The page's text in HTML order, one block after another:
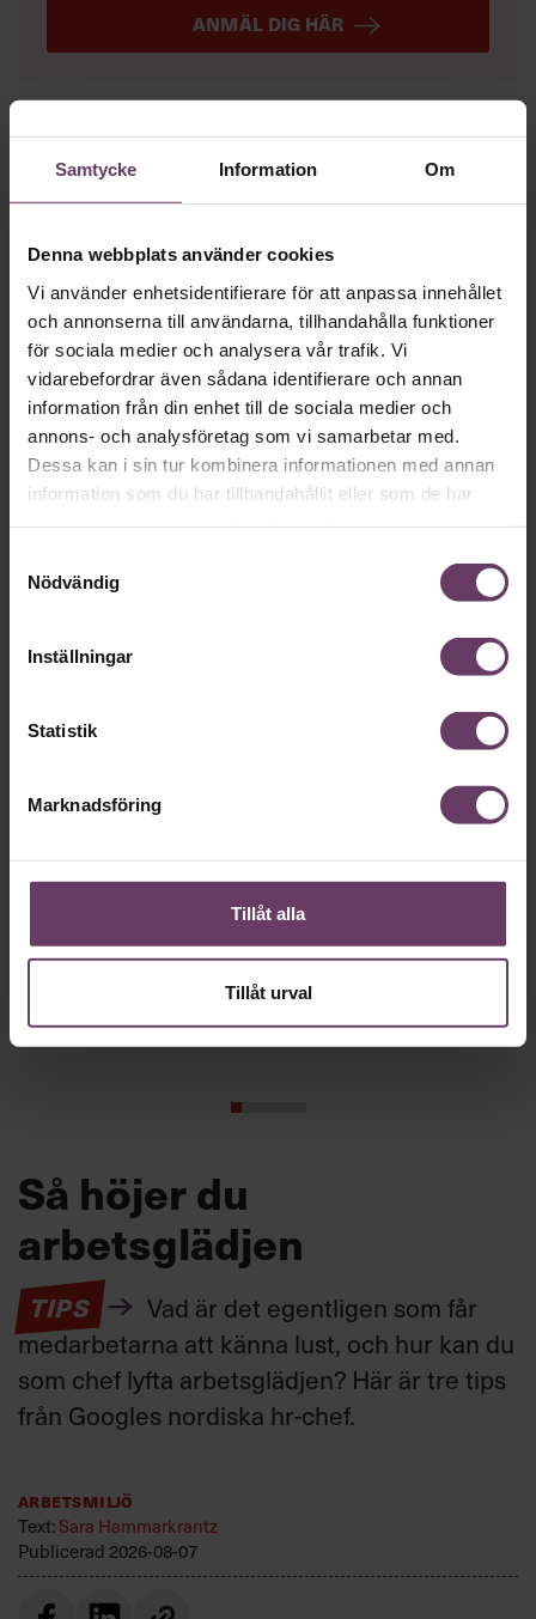
Samtycke Information Om
Denna webbplats använder cookies
Vi använder enhetsidentifierare för att anpassa innehållet
och annonserna till användarna, tillhandahålla funktioner
för sociala medier och analysera vår trafik. Vi
vidarebefordrar även sådana identifierare och annan
information från din enhet till de sociala medier och
annons- och analysföretag som vi samarbetar med.
Dessa kan i sin tur kombinera informationen med annan
information som du har tillhandahållit eller som de har
Nödvändig
Inställningar
Statistik
Marknadsföring
Tillåt alla
Tillåt urval
Mer på ämnet
Höj arbetsglädjen med dessa tre tips från Björn Lundin, hr-
chef på Google i Norden.
Motivation
Så motverkar du din ensamhet som
chef
Det är ensamt på toppen brukar det heta. Särskilt drabbade
är nyblivna chefer, som efter pandemin har det än svårare än
tidigare.
ANMÄL DIG HÄR
Chef + Winningtemp
Delta i Chefbarometern 2026
Så
Så höjer du
arbetsglädjen
TIPS
Vad är det egentligen som får
medarbetarna att känna lust, och hur kan du
som chef lyfta arbetsglädjen? Här är tre tips
från Googles nordiska hr-chef.
Arbetsmiljö
Text: Sara Hammarkrantz
Publicerad 2026-08-07